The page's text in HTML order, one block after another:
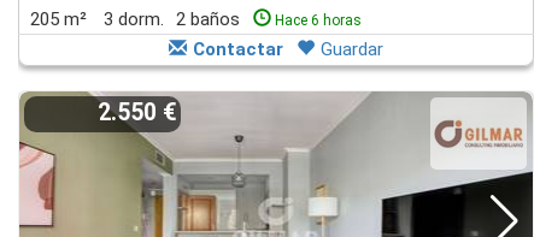
205 m² 3 dorm. 2 baños Hace 6 horas
Contactar Guardar
2.550 €